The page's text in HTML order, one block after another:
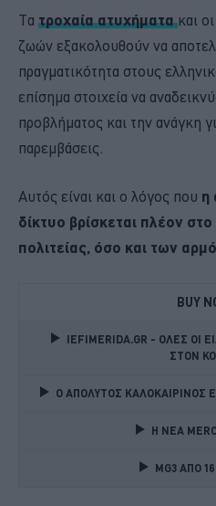
Τα τροχαία ατυχήματακαι
ζωών εξακολουθούν να
πραγματικότητα στους
επίσημα στοιχεία να
προβλήματος και την ανάγκη
παρεμβάσεις.
Αυτός είναι και ο λόγος που η
δίκτυο βρίσκεται πλέον
πολιτείας, όσο και των
BUY
IEFIMERIDA.GR - ΟΛΕΣ ΟΙ
ΣΤΟΝ
Ο ΑΠΟΛΥΤΟΣ ΚΑΛΟΚΑΙΡΙΝΟΣ
Η ΝΕΑ
MG3 ΑΠΟ